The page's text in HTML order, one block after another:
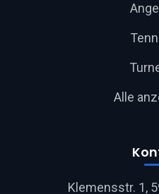
Alle
Klemensstr. 1,